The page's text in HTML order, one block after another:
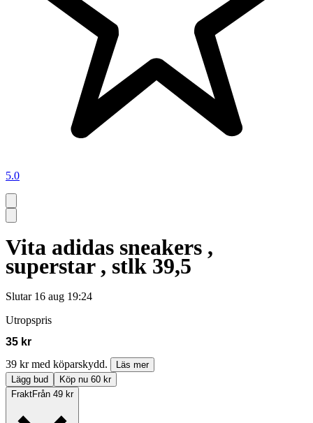
5.0
Vita adidas sneakers ,
superstar , stlk 39,5
Slutar 16 aug 19:24
Utropspris
35 kr
39 kr med köparskydd.
Läs mer
Lägg bud
Köp nu 60 kr
FraktFrån 49 kr